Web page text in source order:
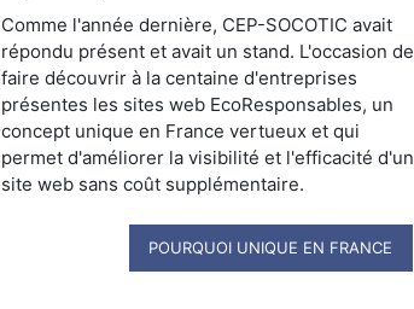
Comme l'année dernière, CEP-SOCOTIC avait
répondu présent et avait un stand. L'occasion de
faire découvrir à la centaine d'entreprises
présentes les sites web EcoResponsables, un
concept unique en France vertueux et qui
permet d'améliorer la visibilité et l'efficacité d'un
site web sans coût supplémentaire.
POURQUOI UNIQUE EN FRANCE